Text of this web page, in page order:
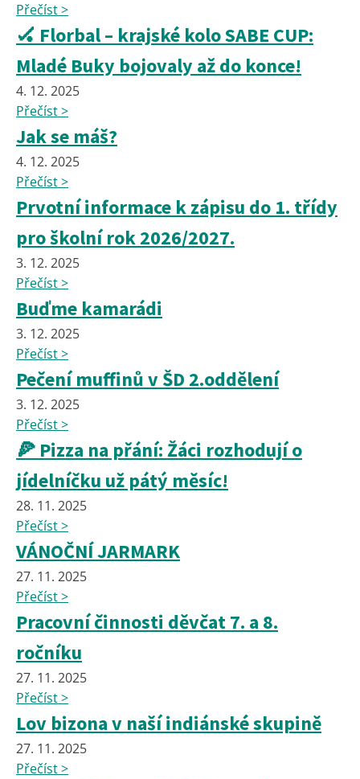
Přečíst >
🏑 Florbal – krajské kolo SABE CUP:
Mladé Buky bojovaly až do konce!
4. 12. 2025
Přečíst >
Jak se máš?
4. 12. 2025
Přečíst >
Prvotní informace k zápisu do 1. třídy
pro školní rok 2026/2027.
3. 12. 2025
Přečíst >
Buďme kamarádi
3. 12. 2025
Přečíst >
Pečení muffinů v ŠD 2.oddělení
3. 12. 2025
Přečíst >
🍕 Pizza na přání: Žáci rozhodují o
jídelníčku už pátý měsíc!
28. 11. 2025
Přečíst >
VÁNOČNÍ JARMARK
27. 11. 2025
Přečíst >
Pracovní činnosti děvčat 7. a 8.
ročníku
27. 11. 2025
Přečíst >
Lov bizona v naší indiánské skupině
27. 11. 2025
Přečíst >